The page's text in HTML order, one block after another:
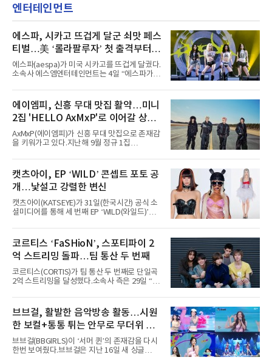
엔터테인먼트
에스파, 시카고 뜨겁게 달군 쇠맛 페스
티벌…美 ‘롤라팔루자’ 첫 출격부터
증명한 존재감
에스파(aespa)가 미국 시카고를 뜨겁게 달궜다.
소속사 에스엠엔터테인먼트는 4일 “에스파가
서 열린 ‘롤라팔루자 시카고’(Lollapalooza
Chicago)의 알리안츠 스테이지에 올랐다”며
“총 14곡으로 구성된 세트리스트를 선사, 데뷔 7
년 차다운 노련한 무대 매너와 파워풀한 에너지
로 현장의 분위기를 압도했다”고 밝혔다.1991
년 시작된 ‘롤라팔루자’는 8개 스테이지, 170여
팀의 아티스트와 40만 명 이상의 관객이 운집하
코르티스 등 K팝 스타들이 출연진 명단에 이름
을 올렸다.이날 에스파는
에이엠피, 신흥 무대 맛집 활약…미니
2집 'HELLO AxMxP'로 이어갈 상승
세
AxMxP(에이엠피)가 신흥 무대 맛집으로 존재감
을 키워가고 있다.지난해 9월 정규 1집
AxMxP는 데뷔 전부터 버스킹과 각종 페스티벌,
공연 무대에 오르며 실전 경험을 쌓아왔다.이들
은 소속사 패밀리 콘서트를 비롯해 '뷰티풀 민트
라이프 2025', '2025 부산국제록페스티벌' 등 대
형 무대에 잇달아 출연해 당찬 에너지와 풋풋한
매력으로 음악팬들의 눈도장을 찍었다.이후
AxMxP는 '카운트다운 판타지 2025-2026',
정적인 실력을 입증했고, 올해 '2026 어썸뮤직
페스티벌', '뷰티풀 민트 라이프 2026', '2026
캣츠아이, EP ‘WILD’ 콘셉트 포토 공
개…낯설고 강렬한 변신
캣츠아이(KATSEYE)가 31일(한국시간) 공식 소
셜미디어를 통해 세 번째 EP ‘WILD(와일드)’의
heart(와일드 하트)’라는 제목이 붙은 콘셉트 포
토에는 멤버들의 본능적이고 야성적인 면모가
강렬하게 담겼다. 짙은 아이섀도와 푸른빛·금빛·
붉은빛의 컬러 렌즈가 비현실적인 분위기를 자
아내고, 여러 원색이 불규칙하게 뒤섞인 멀티컬
러 헤어와 과감한 블루·블랙 립 메이크업이 낯설
고도 매혹적인 비주얼을 완성했다.스타일링 역
엣을 거침없이 결합했다. 멤버들은 각기 다른 개
성을 살린 스타일링을 선
코르티스 ‘FaSHioN’, 스포티파이 2
억 스트리밍 돌파…팀 통산 두 번째
코르티스(CORTIS)가 팀 통산 두 번째로 단일곡
2억 스트리밍을 달성했다.소속사 측은 29일 “코
벌 오디오·음원 스트리밍 플랫폼 스포티파이에
서 27일 자로 누적 재생 수 2억 회를 돌파했
다”고 밝혔다.곡이 발표된 지 약 10개월 만이다.
팀의 첫 번째 2억 스트리밍 곡은 동일 음반에 수
록된 ‘GO!’다. 이 노래는 공개 약 9개월 만인 지
난달 26일 자에 2억 고지를 밟았다. 이는 최근 5
년 내 데뷔한 보이그룹의 곡 중 최단기 2억 달성
브브걸, 활발한 음악방송 활동…시원
한 보컬+통통 튀는 안무로 무더위 사
냥
브브걸(BBGIRLS)이 ‘서머 퀸’의 존재감을 다시
한번 보여줬다.브브걸은 지난 16일 새 싱글